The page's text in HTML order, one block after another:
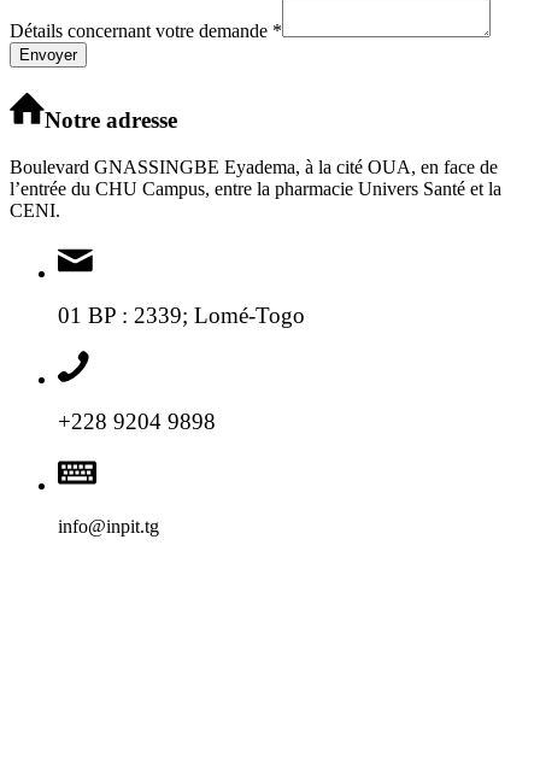
Détails concernant votre demande *
Envoyer
Notre adresse
Boulevard GNASSINGBE Eyadema, à la cité OUA, en face de
l’entrée du CHU Campus, entre la pharmacie Univers Santé et la
CENI.
01 BP : 2339; Lomé-Togo
+228 9204 9898
info@inpit.tg